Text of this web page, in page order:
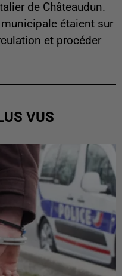
de Châteaudun.
étaient sur
et procéder
VUS